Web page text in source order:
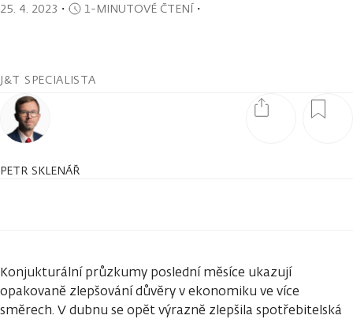
25. 4. 2023 ・ 1-MINUTOVÉ ČTENÍ・
J&T SPECIALISTA
PETR SKLENÁŘ
Konjukturální průzkumy poslední měsíce ukazují
opakovaně zlepšování důvěry v ekonomiku ve více
směrech. V dubnu se opět výrazně zlepšila spotřebitelská